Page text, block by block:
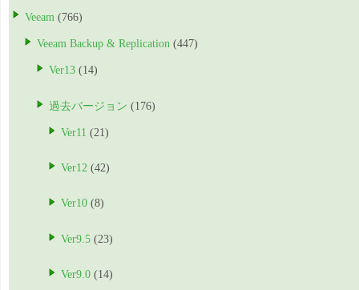
Veeam (766)
Veeam Backup & Replication (447)
Ver13 (14)
過去バージョン (176)
Ver11 (21)
Ver12 (42)
Ver10 (8)
Ver9.5 (23)
Ver9.0 (14)